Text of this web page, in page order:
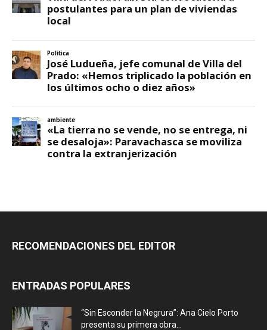
RECOMENDACIONES DEL EDITOR
ENTRADAS POPULARES
“Sin Esconder la Negrura”: Ana Cielo Porto
presenta su primera obra...